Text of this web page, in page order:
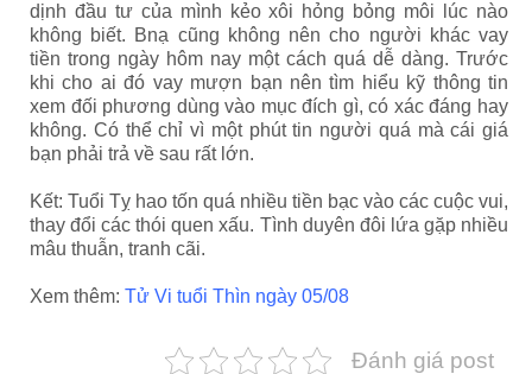
dịnh đầu tư của mình kẻo xôi hỏng bỏng môi lúc nào
không biết. Bnạ cũng không nên cho người khác vay
tiền trong ngày hôm nay một cách quá dễ dàng. Trước
khi cho ai đó vay mượn bạn nên tìm hiểu kỹ thông tin
xem đối phương dùng vào mục đích gì, có xác đáng hay
không. Có thể chỉ vì một phút tin người quá mà cái giá
bạn phải trả về sau rất lớn.
Kết: Tuổi Tỵ hao tốn quá nhiều tiền bạc vào các cuộc vui,
thay đổi các thói quen xấu. Tình duyên đôi lứa gặp nhiều
mâu thuẫn, tranh cãi.
Xem thêm: Tử Vi tuổi Thìn ngày 05/08
Đánh giá post